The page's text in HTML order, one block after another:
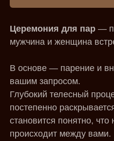
Церемония для пар —
мужчина и женщина
В основе — парение и
вашим запросом.
Глубокий телесный
постепенно
становится понятно,
происходит между вами.